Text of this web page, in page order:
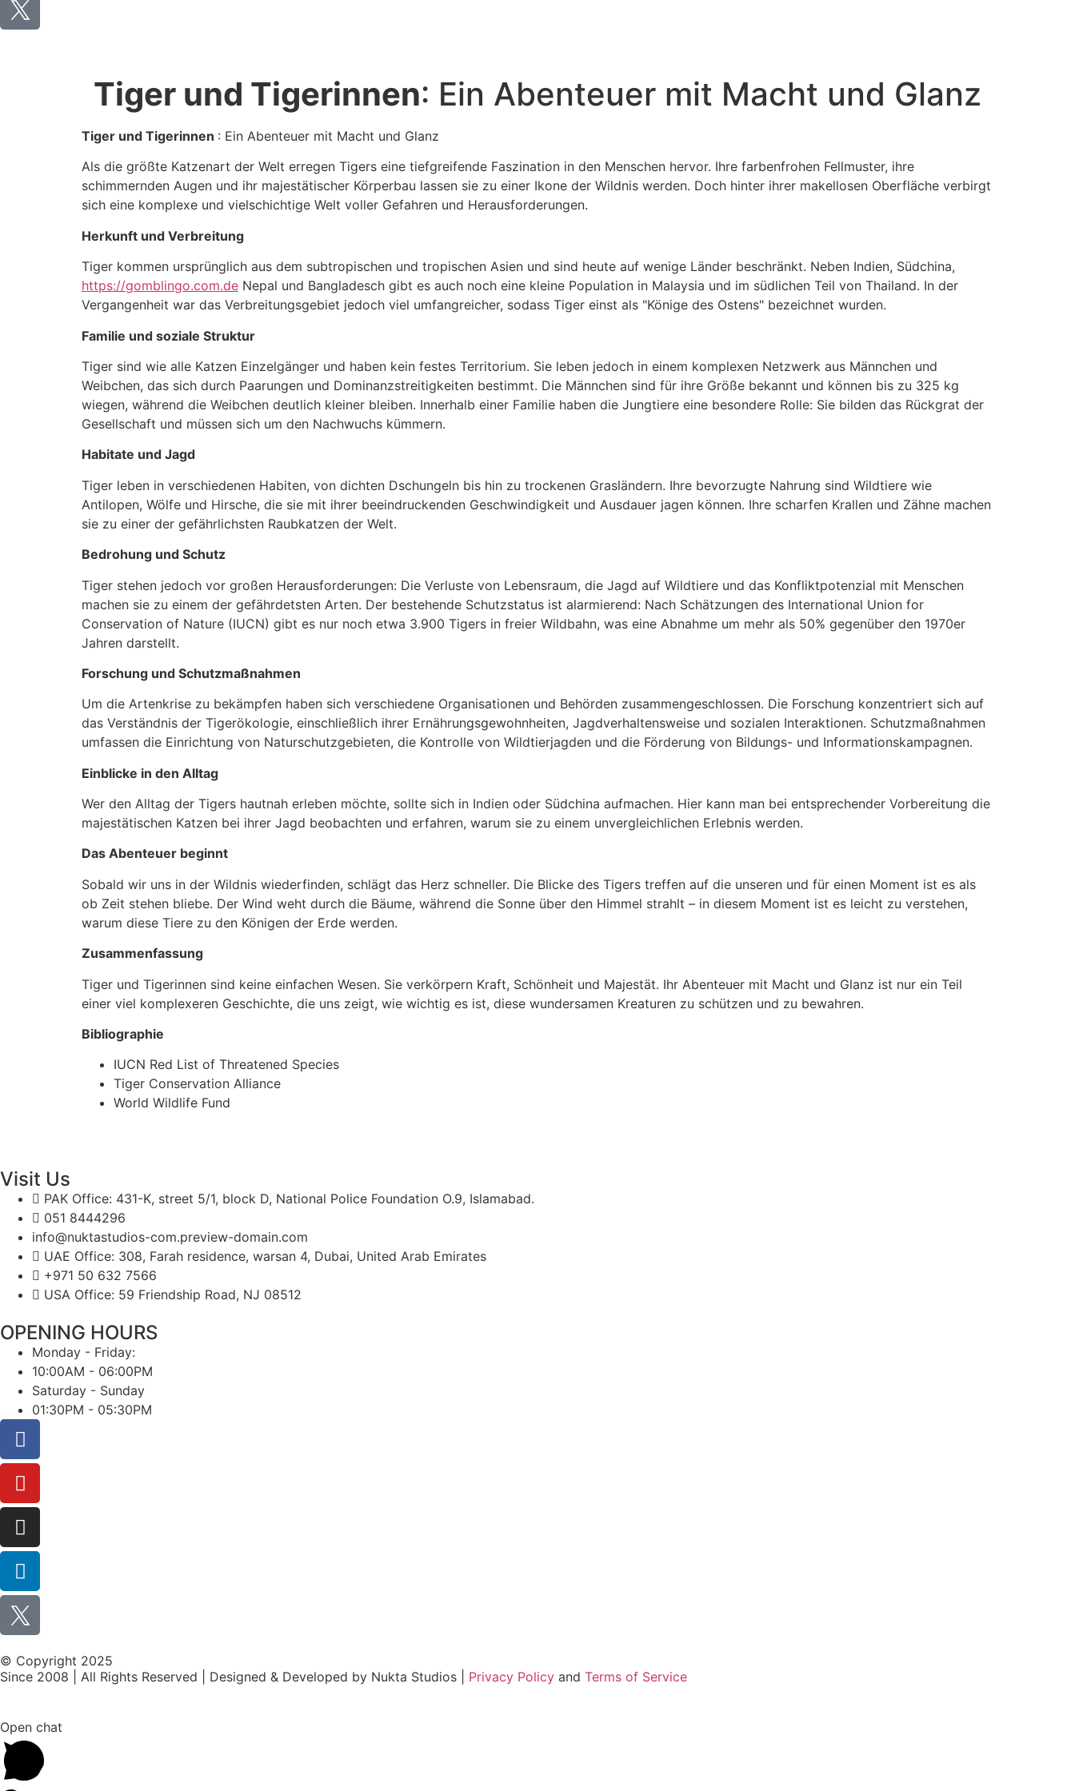
Tiger und Tigerinnen: Ein Abenteuer mit Macht und Glanz
Tiger und Tigerinnen : Ein Abenteuer mit Macht und Glanz
Als die größte Katzenart der Welt erregen Tigers eine tiefgreifende Faszination in den Menschen hervor. Ihre farbenfrohen Fellmuster, ihre
schimmernden Augen und ihr majestätischer Körperbau lassen sie zu einer Ikone der Wildnis werden. Doch hinter ihrer makellosen Oberfläche verbirgt
sich eine komplexe und vielschichtige Welt voller Gefahren und Herausforderungen.
Herkunft und Verbreitung
Tiger kommen ursprünglich aus dem subtropischen und tropischen Asien und sind heute auf wenige Länder beschränkt. Neben Indien, Südchina,
https://gomblingo.com.de Nepal und Bangladesch gibt es auch noch eine kleine Population in Malaysia und im südlichen Teil von Thailand. In der
Vergangenheit war das Verbreitungsgebiet jedoch viel umfangreicher, sodass Tiger einst als "Könige des Ostens" bezeichnet wurden.
Familie und soziale Struktur
Tiger sind wie alle Katzen Einzelgänger und haben kein festes Territorium. Sie leben jedoch in einem komplexen Netzwerk aus Männchen und
Weibchen, das sich durch Paarungen und Dominanzstreitigkeiten bestimmt. Die Männchen sind für ihre Größe bekannt und können bis zu 325 kg
wiegen, während die Weibchen deutlich kleiner bleiben. Innerhalb einer Familie haben die Jungtiere eine besondere Rolle: Sie bilden das Rückgrat der
Gesellschaft und müssen sich um den Nachwuchs kümmern.
Habitate und Jagd
Tiger leben in verschiedenen Habiten, von dichten Dschungeln bis hin zu trockenen Grasländern. Ihre bevorzugte Nahrung sind Wildtiere wie
Antilopen, Wölfe und Hirsche, die sie mit ihrer beeindruckenden Geschwindigkeit und Ausdauer jagen können. Ihre scharfen Krallen und Zähne machen
sie zu einer der gefährlichsten Raubkatzen der Welt.
Bedrohung und Schutz
Tiger stehen jedoch vor großen Herausforderungen: Die Verluste von Lebensraum, die Jagd auf Wildtiere und das Konfliktpotenzial mit Menschen
machen sie zu einem der gefährdetsten Arten. Der bestehende Schutzstatus ist alarmierend: Nach Schätzungen des International Union for
Conservation of Nature (IUCN) gibt es nur noch etwa 3.900 Tigers in freier Wildbahn, was eine Abnahme um mehr als 50% gegenüber den 1970er
Jahren darstellt.
Forschung und Schutzmaßnahmen
Um die Artenkrise zu bekämpfen haben sich verschiedene Organisationen und Behörden zusammengeschlossen. Die Forschung konzentriert sich auf
das Verständnis der Tigerökologie, einschließlich ihrer Ernährungsgewohnheiten, Jagdverhaltensweise und sozialen Interaktionen. Schutzmaßnahmen
umfassen die Einrichtung von Naturschutzgebieten, die Kontrolle von Wildtierjagden und die Förderung von Bildungs- und Informationskampagnen.
Einblicke in den Alltag
Wer den Alltag der Tigers hautnah erleben möchte, sollte sich in Indien oder Südchina aufmachen. Hier kann man bei entsprechender Vorbereitung die
majestätischen Katzen bei ihrer Jagd beobachten und erfahren, warum sie zu einem unvergleichlichen Erlebnis werden.
Das Abenteuer beginnt
Sobald wir uns in der Wildnis wiederfinden, schlägt das Herz schneller. Die Blicke des Tigers treffen auf die unseren und für einen Moment ist es als
ob Zeit stehen bliebe. Der Wind weht durch die Bäume, während die Sonne über den Himmel strahlt – in diesem Moment ist es leicht zu verstehen,
warum diese Tiere zu den Königen der Erde werden.
Zusammenfassung
Tiger und Tigerinnen sind keine einfachen Wesen. Sie verkörpern Kraft, Schönheit und Majestät. Ihr Abenteuer mit Macht und Glanz ist nur ein Teil
einer viel komplexeren Geschichte, die uns zeigt, wie wichtig es ist, diese wundersamen Kreaturen zu schützen und zu bewahren.
Bibliographie
IUCN Red List of Threatened Species
Tiger Conservation Alliance
World Wildlife Fund
Visit Us
PAK Office: 431-K, street 5/1, block D, National Police Foundation O.9, Islamabad.
051 8444296
info@nuktastudios-com.preview-domain.com
UAE Office: 308, Farah residence, warsan 4, Dubai, United Arab Emirates
+971 50 632 7566
USA Office: 59 Friendship Road, NJ 08512
OPENING HOURS
Monday - Friday:
10:00AM - 06:00PM
Saturday - Sunday
01:30PM - 05:30PM
© Copyright 2025
Since 2008 | All Rights Reserved | Designed & Developed by Nukta Studios | Privacy Policy and Terms of Service
Open chat